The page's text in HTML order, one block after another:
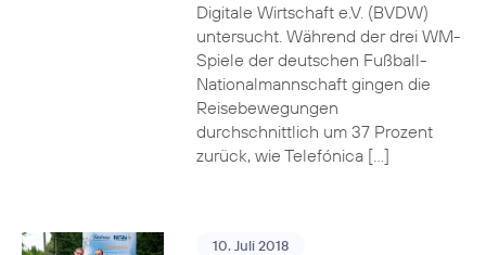
Digitale Wirtschaft e.V. (BVDW)
untersucht. Während der drei WM-
Spiele der deutschen Fußball-
Nationalmannschaft gingen die
Reisebewegungen
durchschnittlich um 37 Prozent
zurück, wie Telefónica […]
10. Juli 2018